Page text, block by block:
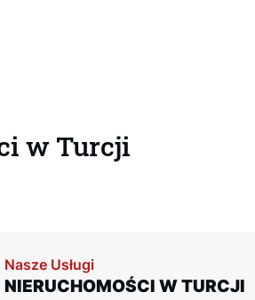
w Turcji
Nasze Usługi
NIERUCHOMOŚCI W TURCJI